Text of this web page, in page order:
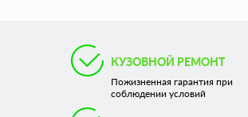
КУЗОВНОЙ РЕМОНТ
Пожизненная гарантия при
соблюдении условий